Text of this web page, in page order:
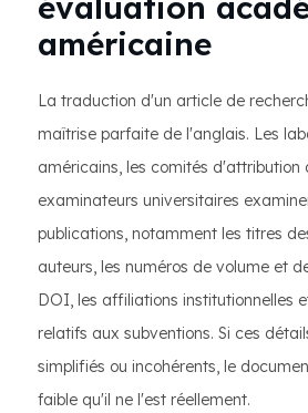
américaine
La traduction d'un article de
maîtrise parfaite de l'anglais. Les
américains, les comités d'attribution
examinateurs universitaires
publications, notamment les titres
auteurs, les numéros de volume et
DOI, les affiliations institutionnelles
relatifs aux subventions. Si ces
simplifiés ou incohérents, le
faible qu'il ne l'est réellement.